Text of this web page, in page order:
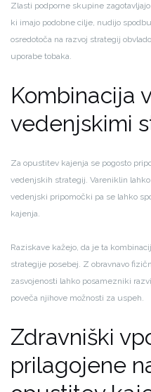
Zlasti podporne skupine
ki imajo podobne cilje, nudijo
osredotoča na razvoj strategij
uporabe tobaka.
Kombinacija
vedenjskimi
Za opustitev kajenja se pogosto
vedenjskih strategij. Vareniklin
vedenjski pripomočki pa se lahko
kajenja.
Raziskave kažejo, da je ta
strategije posebej. Z obravnavo
zasvojenosti lahko posamezniki
poveča njihove možnosti za uspeh.
Zdravniški
prilagojene